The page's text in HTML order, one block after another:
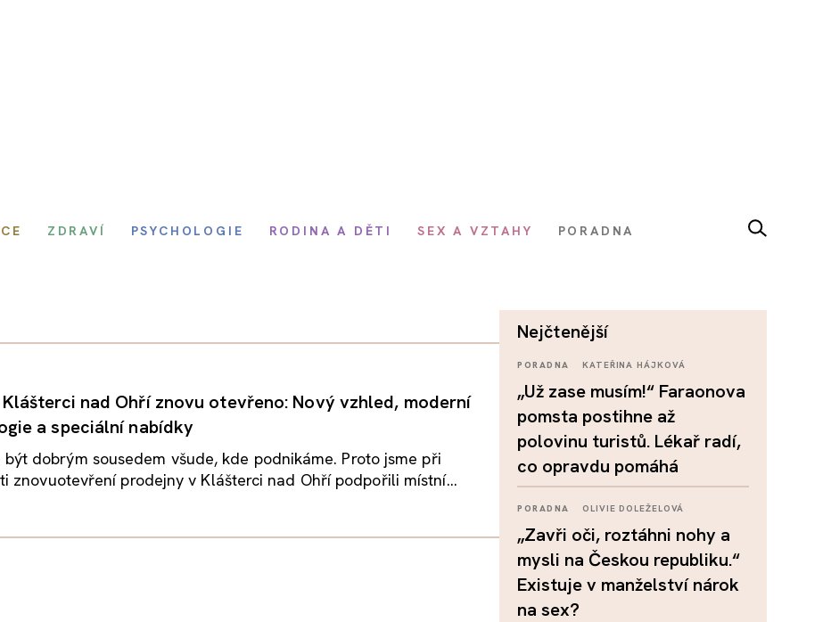
ZDRAVÍ PSYCHOLOGIE RODINA A DĚTI SEX A VZTAHY PORADNA
nad Ohří znovu otevřeno: Nový vzhled, moderní
a speciální nabídky
být dobrým sousedem všude, kde podnikáme. Proto jsme při
znovuotevření prodejny v Klášterci nad Ohří podpořili místní...
nejčtenější
PORADNA KATEŘINA HÁJKOVÁ
„Už zase musím!“ Faraonova
pomsta postihne až
polovinu turistů. Lékař radí,
co opravdu pomáhá
PORADNA OLIVIE DOLEŽELOVÁ
„Zavři oči, roztáhni nohy a
mysli na Českou republiku.“
Existuje v manželství nárok
na sex?